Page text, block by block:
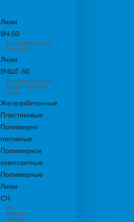
Люки
ВЧ-50
Высокопрочный
чугун 50
Люки
ВЧШГ-50
Высокопрочный
сверхтяжелый
чугун
Железобетонные
Пластиковые
Полимерно
песчаные
Полимерное
композитные
Полимерные
Люки
СЧ
Из
серого
чугуна